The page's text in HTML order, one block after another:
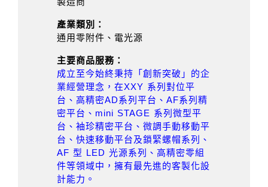
產業類別：
通用零附件、電光源
主要商品服務：
成立至今始終秉持「創新突破」的企
業經營理念，在XXY 系列對位平
台、高精密AD系列平台、AF系列精
密平台、mini STAGE 系列微型平
台、袖珍精密平台、微調手動移動平
台、快速移動平台及鎖緊螺帽系列、
AF 型 LED 光源系列、高精密零組
件等領域中，擁有最先進的客製化設
計能力。